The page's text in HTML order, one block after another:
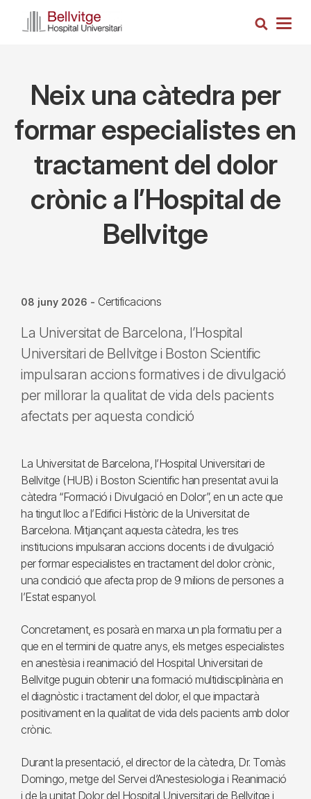
Cerca
Neix una càtedra per
formar especialistes en
tractament del dolor
crònic a l’Hospital de
Bellvitge
08 juny 2026 - Certificacions
La Universitat de Barcelona, l’Hospital
Universitari de Bellvitge i Boston Scientific
impulsaran accions formatives i de divulgació
per millorar la qualitat de vida dels pacients
afectats per aquesta condició
La Universitat de Barcelona, l’Hospital Universitari de
Bellvitge (HUB) i Boston Scientific han presentat avui la
càtedra “Formació i Divulgació en Dolor”, en un acte que
ha tingut lloc a l’Edifici Històric de la Universitat de
Barcelona. Mitjançant aquesta càtedra, les tres
institucions impulsaran accions docents i de divulgació
per formar especialistes en tractament del dolor crònic,
una condició que afecta prop de 9 milions de persones a
l’Estat espanyol.
Concretament, es posarà en marxa un pla formatiu per a
que en el termini de quatre anys, els metges especialistes
en anestèsia i reanimació del Hospital Universitari de
Bellvitge puguin obtenir una formació multidisciplinària en
el diagnòstic i tractament del dolor, el que impactarà
positivament en la qualitat de vida dels pacients amb dolor
crònic.
Durant la presentació, el director de la càtedra, Dr. Tomàs
Domingo, metge del Servei d’Anestesiologia i Reanimació
i de la unitat Dolor del Hospital Universitari de Bellvitge i